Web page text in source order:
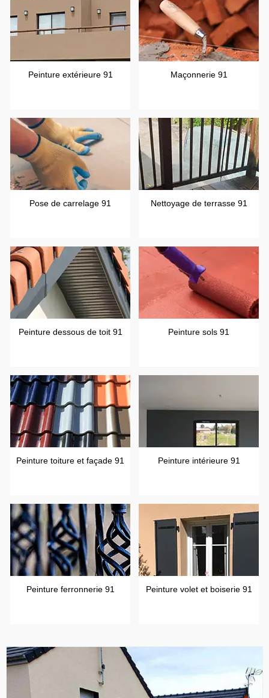
Peinture extérieure 91 Maçonnerie 91
Pose de carrelage 91 Nettoyage de terrasse 91
Peinture dessous de toit 91 Peinture sols 91
Peinture toiture et façade 91 Peinture intérieure 91
Peinture ferronnerie 91 Peinture volet et boiserie 91